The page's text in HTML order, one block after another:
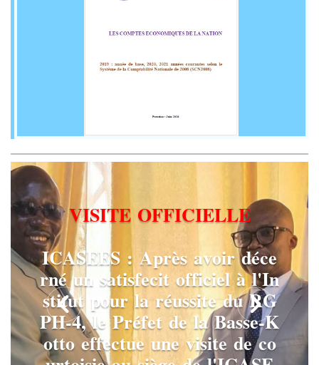
VISITE OFFICIELLE
ICASEES : A è i r déce
rné un satisfecit officiel à l'In
stitut pour la réussite du RG
PH-4, le Pr éfe t de la Basse-K
otto effectue une visite de co
urto isie au siège de l'ICASE